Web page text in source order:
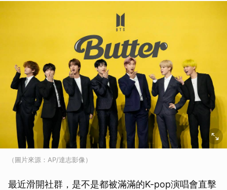
（圖片來源：AP/達志影像）
最近滑開社群，是不是都被滿滿的K-pop演唱會直擊